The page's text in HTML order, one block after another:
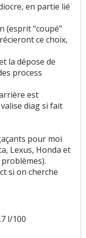
pas
longueur des
en partie lié
(esprit "coupé"
ce choix,
la dépose de
process
est
diag si fait
pour moi
Lexus, Honda et
si on cherche
l/100